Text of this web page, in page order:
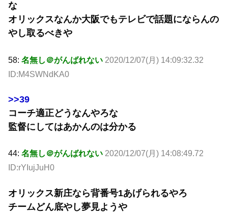
な
オリックスなんか大阪でもテレビで話題にならんの
やし取るべきや
58: 名無し＠がんばれない 2020/12/07(月) 14:09:32.32
ID:M4SWNdKA0
>>39
コーチ適正どうなんやろな
監督にしてはあかんのは分かる
44: 名無し＠がんばれない 2020/12/07(月) 14:08:49.72
ID:rYIujJuH0
オリックス新庄なら背番号1あげられるやろ
チームどん底やし夢見ようや